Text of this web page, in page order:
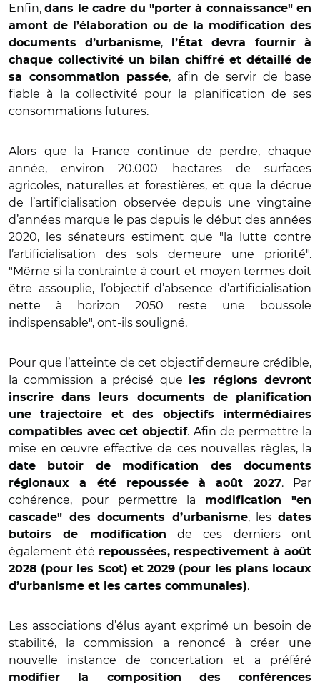
Enfin,dans le cadre du "porter à connaissance" en
amont de l’élaboration ou de la modification des
documents d’urbanisme,
l’État devra fournir à
chaque collectivité un bilan chiffré et détaillé de
sa consommation passée, afin de servir de base
fiable à la collectivité pour la planification de ses
consommations futures.
Alors que la France continue de perdre, chaque
année, environ 20.000 hectares de surfaces
agricoles, naturelles et forestières, et que la décrue
de l’artificialisation observée depuis une vingtaine
d’années marque le pas depuis le début des années
2020, les sénateurs estiment que "la lutte contre
l’artificialisation des sols demeure une priorité".
"Même si la contrainte à court et moyen termes doit
être assouplie, l’objectif d’absence d’artificialisation
nette à horizon 2050 reste une boussole
indispensable", ont-ils souligné.
Pour que l’atteinte de cet objectif demeure crédible,
la commission a précisé que
les régions devront
inscrire dans leurs documents de planification
une trajectoire et des objectifs intermédiaires
compatibles avec cet objectif. Afin de permettre la
mise en œuvre effective de ces nouvelles règles, la
date butoir de modification des documents
régionaux a été repoussée à août 2027. Par
cohérence, pour permettre la
modification "en
cascade" des documents d’urbanisme, lesdates
butoirs de modification
de ces derniers ont
également été repoussées, respectivement à août
2028 (pour les Scot) et 2029 (pour les plans locaux
d’urbanisme et les cartes communales).
Les associations d’élus ayant exprimé un besoin de
stabilité, la commission a renoncé à créer une
nouvelle instance de concertation et a préféré
modifier la composition des conférences